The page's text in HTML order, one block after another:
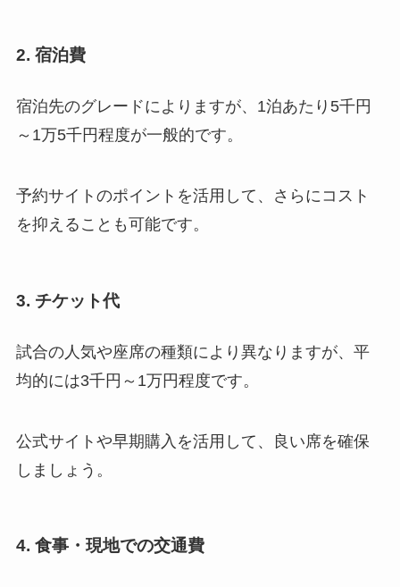
2. 宿泊費
宿泊先のグレードによりますが、1泊あたり5千円
～1万5千円程度が一般的です。
予約サイトのポイントを活用して、さらにコスト
を抑えることも可能です。
3. チケット代
試合の人気や座席の種類により異なりますが、平
均的には3千円～1万円程度です。
公式サイトや早期購入を活用して、良い席を確保
しましょう。
4. 食事・現地での交通費